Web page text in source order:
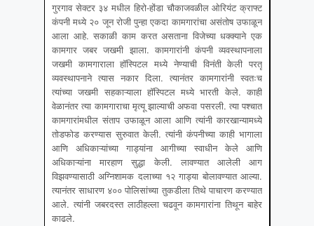
गुरगाव सेक्टर ३४ मधील हिरो-होंडा चौकाजवळील ओरियंट क्राफ्ट
कंपनी मध्ये २० जून रोजी पुन्हा एकदा कामगारांचा असंतोष उफाळून
आला आहे. सकाळी काम करत असताना विजेच्या धक्क्याने एक
कामगार जबर जखमी झाला. कामगारांनी कंपनी व्यवस्थापनाला
जखमी कामगाराला हॉस्पिटल मध्ये नेण्याची विनंती केली परतू
व्यवस्थापनाने त्यास नकार दिला. त्यानंतर कामगारांनी स्वतःच
त्यांच्या जखमी सहकाऱ्याला हॉस्पिटल मध्ये भारती केले. काही
वेळानंतर त्या कामगाराचा मृत्यू झाल्याची अफवा पसरली. त्या पश्चात
कामगारांमधील संताप उफाळून आला आणि त्यांनी कारखान्यामध्ये
तोडफोड करण्यास सुरुवात केली. त्यांनी कंपनीच्या काही भागाला
आणि अधिकाऱ्यांच्या गाड्यांना आगीच्या स्वाधीन केले आणि
अधिकाऱ्यांना मारहाण सुद्धा केली. लावण्यात आलेली आग
विझवण्यासाठी अग्निशामक दलाच्या १२ गाड्या बोलावण्यात आल्या.
त्यानंतर साधारण ४०० पोलिसांच्या तुकडीला तिथे पाचारण करण्यात
आले. त्यांनी जबरदस्त लाठीहल्ला चढवून कामगारांना तिथून बाहेर
काढले.